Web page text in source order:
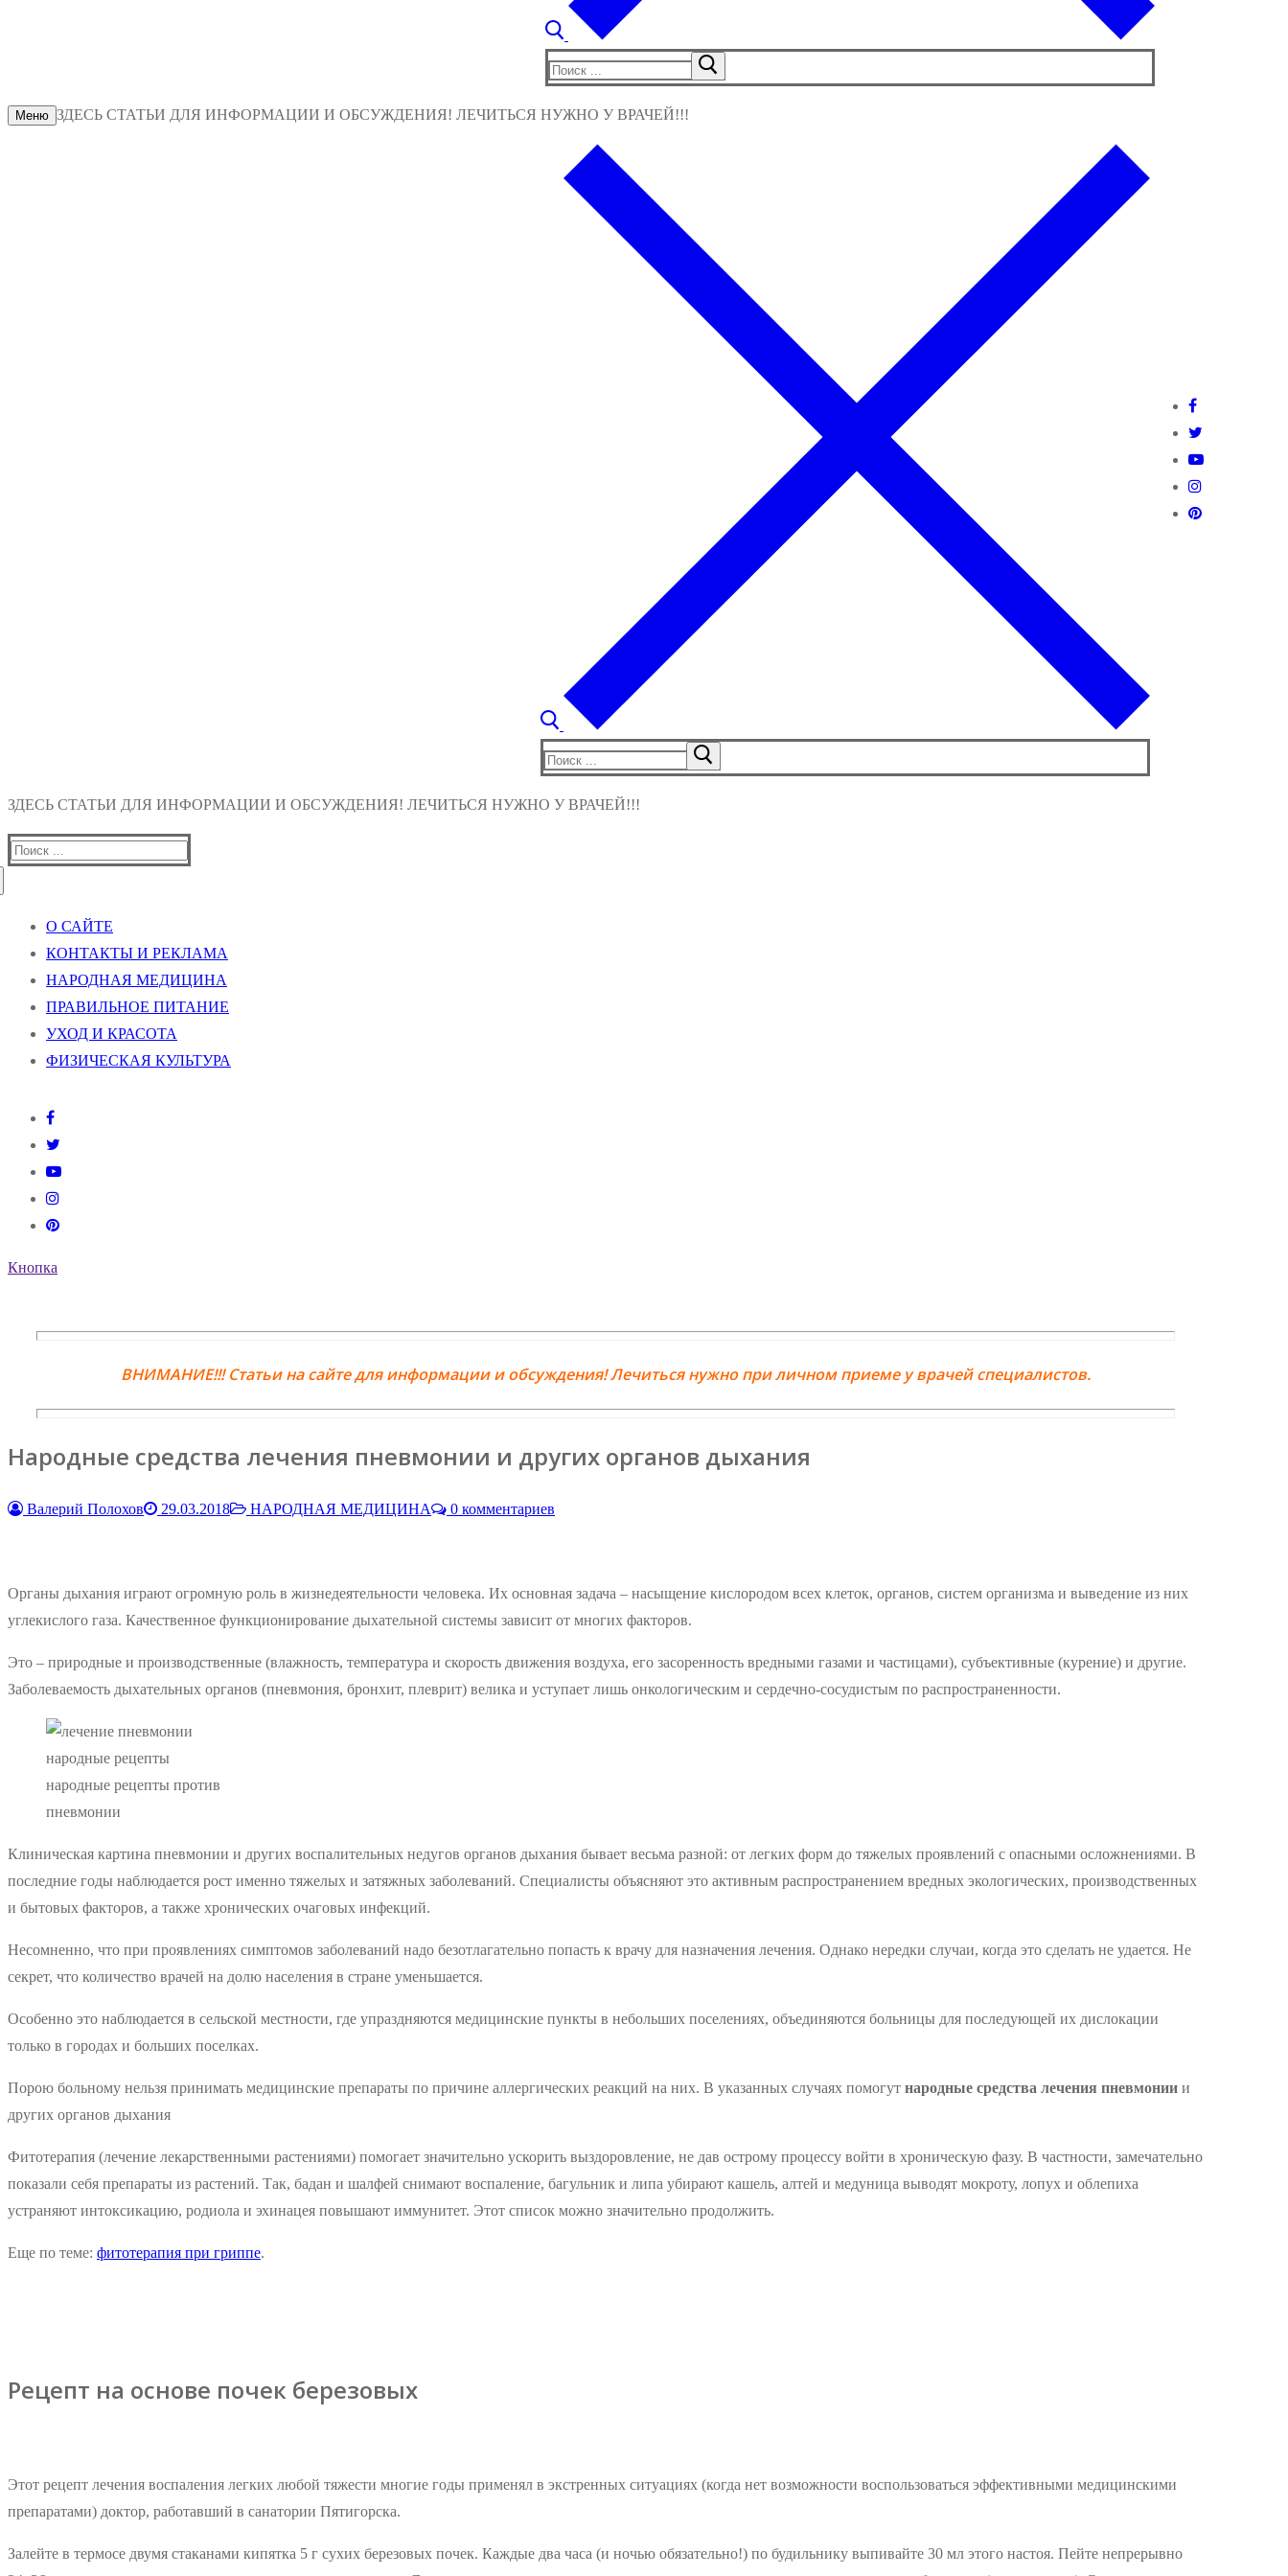
Найти:
Меню ЗДЕСЬ СТАТЬИ ДЛЯ ИНФОРМАЦИИ И ОБСУЖДЕНИЯ! ЛЕЧИТЬСЯ НУЖНО У ВРАЧЕЙ!!!
Найти:
ЗДЕСЬ СТАТЬИ ДЛЯ ИНФОРМАЦИИ И ОБСУЖДЕНИЯ! ЛЕЧИТЬСЯ НУЖНО У ВРАЧЕЙ!!!
Найти:
О САЙТЕ
КОНТАКТЫ И РЕКЛАМА
НАРОДНАЯ МЕДИЦИНА
ПРАВИЛЬНОЕ ПИТАНИЕ
УХОД И КРАСОТА
ФИЗИЧЕСКАЯ КУЛЬТУРА
Кнопка
ВНИМАНИЕ!!! Статьи на сайте для информации и обсуждения! Лечиться нужно при личном приеме у врачей специалистов.
Народные средства лечения пневмонии и других органов дыхания
Валерий Полохов 29.03.2018 НАРОДНАЯ МЕДИЦИНА 0 комментариев
Органы дыхания играют огромную роль в жизнедеятельности человека. Их основная задача – насыщение кислородом всех клеток, органов, систем организма и выведение из них
углекислого газа. Качественное функционирование дыхательной системы зависит от многих факторов.
Это – природные и производственные (влажность, температура и скорость движения воздуха, его засоренность вредными газами и частицами), субъективные (курение) и другие.
Заболеваемость дыхательных органов (пневмония, бронхит, плеврит) велика и уступает лишь онкологическим и сердечно-сосудистым по распространенности.
народные рецепты против
пневмонии
Клиническая картина пневмонии и других воспалительных недугов органов дыхания бывает весьма разной: от легких форм до тяжелых проявлений с опасными осложнениями. В
последние годы наблюдается рост именно тяжелых и затяжных заболеваний. Специалисты объясняют это активным распространением вредных экологических, производственных
и бытовых факторов, а также хронических очаговых инфекций.
Несомненно, что при проявлениях симптомов заболеваний надо безотлагательно попасть к врачу для назначения лечения. Однако нередки случаи, когда это сделать не удается. Не
секрет, что количество врачей на долю населения в стране уменьшается.
Особенно это наблюдается в сельской местности, где упраздняются медицинские пункты в небольших поселениях, объединяются больницы для последующей их дислокации
только в городах и больших поселках.
Порою больному нельзя принимать медицинские препараты по причине аллергических реакций на них. В указанных случаях помогут народные средства лечения пневмонии и
других органов дыхания
Фитотерапия (лечение лекарственными растениями) помогает значительно ускорить выздоровление, не дав острому процессу войти в хроническую фазу. В частности, замечательно
показали себя препараты из растений. Так, бадан и шалфей снимают воспаление, багульник и липа убирают кашель, алтей и медуница выводят мокроту, лопух и облепиха
устраняют интоксикацию, родиола и эхинацея повышают иммунитет. Этот список можно значительно продолжить.
Еще по теме: фитотерапия при гриппе.
Рецепт на основе почек березовых
Этот рецепт лечения воспаления легких любой тяжести многие годы применял в экстренных ситуациях (когда нет возможности воспользоваться эффективными медицинскими
препаратами) доктор, работавший в санатории Пятигорска.
Залейте в термосе двумя стаканами кипятка 5 г сухих березовых почек. Каждые два часа (и ночью обязательно!) по будильнику выпивайте 30 мл этого настоя. Пейте непрерывно